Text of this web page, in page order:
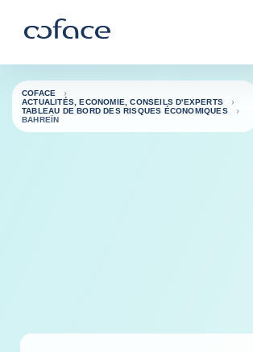
Coface, for Trade - Page d'accueil Groupe
Retour à la page d'accueil
COFACE
ACTUALITÉS, ECONOMIE, CONSEILS D'EXPERTS
TABLEAU DE BORD DES RISQUES ÉCONOMIQUES
BAHREÏN